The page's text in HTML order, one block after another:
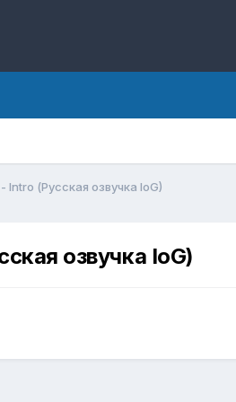
Intro (Русская озвучка IoG)
озвучка IoG)